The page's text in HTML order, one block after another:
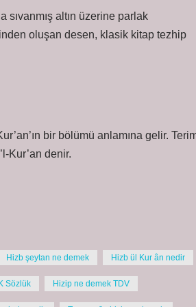
altın üzerine parlak
oluşan desen, klasik kitap tezhip
bir bölümü anlamına gelir.
Kur’an denir.
Hizb şeytan ne demek Hizb ül Kur ân nedir
Sözlük Hizip ne demek TDV